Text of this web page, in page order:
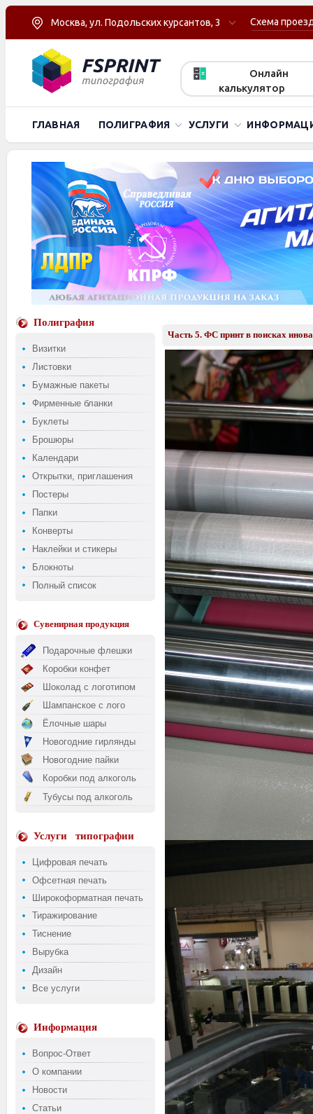
Москва, ул. Подольских курсантов, 3 Схема
Онлайн
калькулятор
ГЛАВНАЯ ПОЛИГРАФИЯ УСЛУГИ
Полиграфия
Визитки
Листовки
Бумажные пакеты
Фирменные бланки
Буклеты
Брошюры
Календари
Открытки, приглашения
Постеры
Папки
Конверты
Наклейки и стикеры
Блокноты
Полный список
Сувенирная продукция
Подарочные флешки
Коробки конфет
Шоколад с логотипом
Шампанское с лого
Ёлочные шары
Новогодние гирлянды
Новогодние пайки
Коробки под алкоголь
Тубусы под алкоголь
Услуги типографии
Цифровая печать
Офсетная печать
Широкоформатная печать
Тиражирование
Тиснение
Вырубка
Дизайн
Все услуги
Информация
Вопрос-Ответ
О компании
Новости
Статьи
Часть 5. ФС принт в поисках